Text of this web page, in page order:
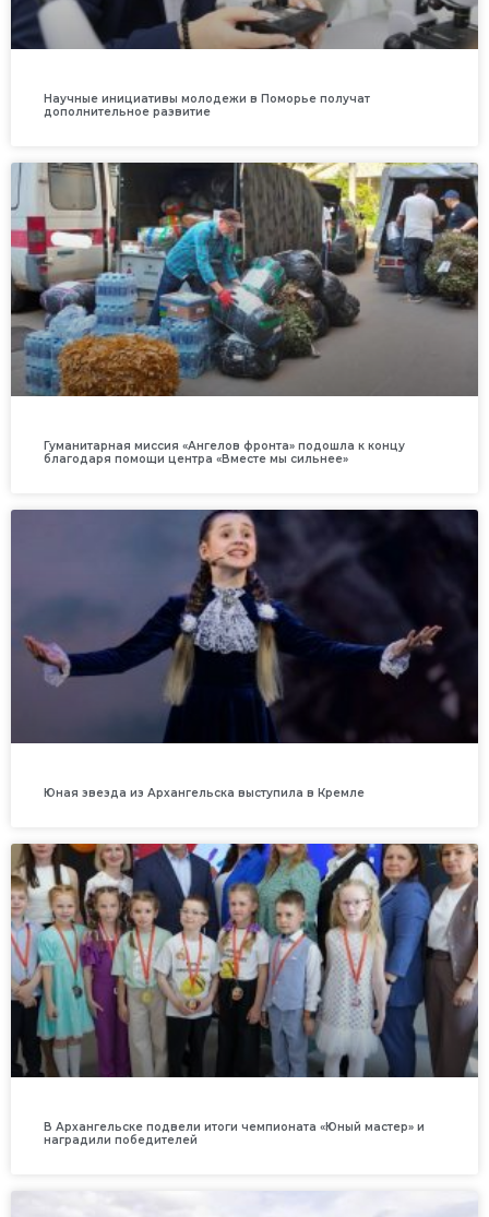
Научные инициативы молодежи в Поморье получат
дополнительное развитие
Гуманитарная миссия «Ангелов фронта» подошла к концу
благодаря помощи центра «Вместе мы сильнее»
Юная звезда из Архангельска выступила в Кремле
В Архангельске подвели итоги чемпионата «Юный мастер» и
наградили победителей